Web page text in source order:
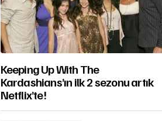
Keeping Up With The
Kardashians’ın ilk 2 sezonu artık
Netflix’te!